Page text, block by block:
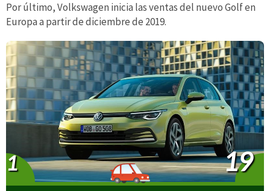
Por último, Volkswagen inicia las ventas del nuevo Golf en
Europa a partir de diciembre de 2019.
1 19